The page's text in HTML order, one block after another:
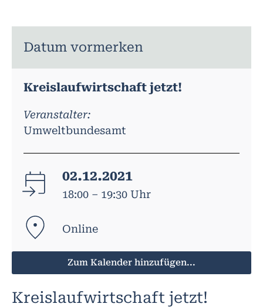
Datum vormerken
Kreislaufwirtschaft jetzt!
Veranstalter:
Umweltbundesamt
02.12.2021
18:00 – 19:30 Uhr
Online
Zum Kalender hinzufügen...
Kreislaufwirtschaft jetzt!